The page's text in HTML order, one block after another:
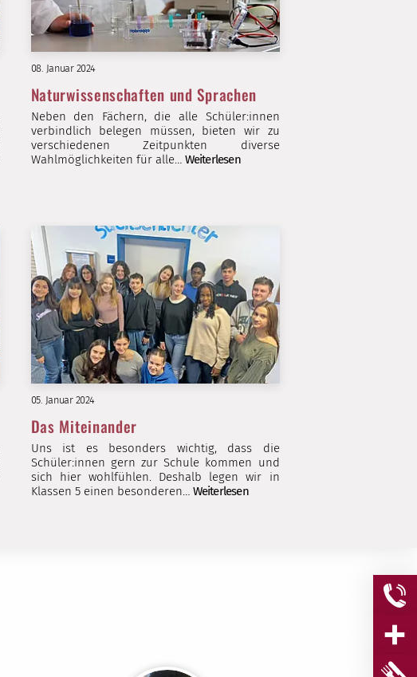
08. Januar 2024
Naturwissenschaften und Sprachen
Neben den Fächern, die alle Schüler:innen
verbindlich belegen müssen, bieten wir zu
verschiedenen Zeitpunkten diverse
Wahlmöglichkeiten für alle… Weiterlesen
05. Januar 2024
Das Miteinander
Uns ist es besonders wichtig, dass die
Schüler:innen gern zur Schule kommen und
sich hier wohlfühlen. Deshalb legen wir in
Klassen 5 einen besonderen… Weiterlesen